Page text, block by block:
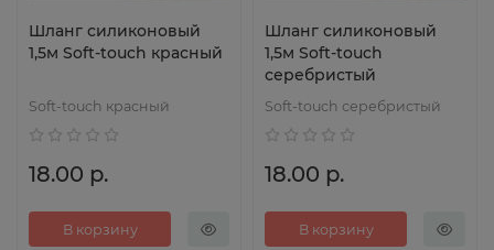
Шланг силиконовый
1,5м Soft-touch красный
Soft-touch красный
18.00 р.
В корзину
Шланг силиконовый
1,5м Soft-touch
серебристый
Soft-touch серебристый
18.00 р.
В корзину